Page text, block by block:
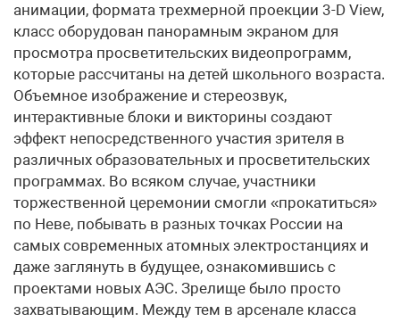
анимации, формата трехмерной проекции 3-D View,
класс оборудован панорамным экраном для
просмотра просветительских видеопрограмм,
которые рассчитаны на детей школьного возраста.
Объемное изображение и стереозвук,
интерактивные блоки и викторины создают
эффект непосредственного участия зрителя в
различных образовательных и просветительских
программах. Во всяком случае, участники
торжественной церемонии смогли «прокатиться»
по Неве, побывать в разных точках России на
самых современных атомных электростанциях и
даже заглянуть в будущее, ознакомившись с
проектами новых АЭС. Зрелище было просто
захватывающим. Между тем в арсенале класса